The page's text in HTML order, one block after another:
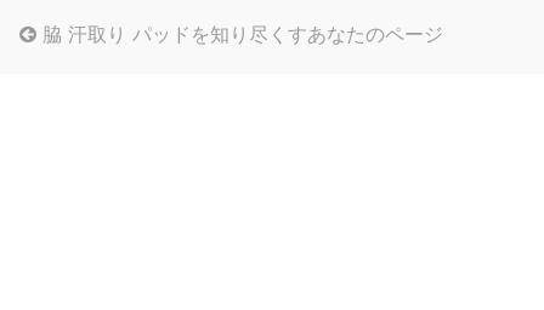
脇 汗取り パッドを知り尽くすあなたのページ